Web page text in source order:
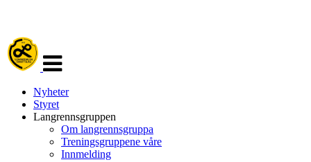
navigasjon
Nyheter
Styret
Langrennsgruppen
Om langrennsgruppa
Treningsgruppene våre
Innmelding